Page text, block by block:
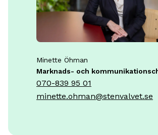
Minette Öhman
Marknads- och
070-839 95 01
minette.ohman@stenvalvet.se